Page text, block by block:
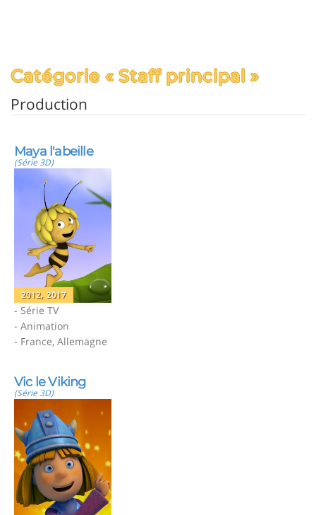
Catégorie « Staff principal »
Production
Maya l'abeille
(Série 3D)
2012, 2017
- Série TV
- Animation
- France, Allemagne
Vic le Viking
(Série 3D)